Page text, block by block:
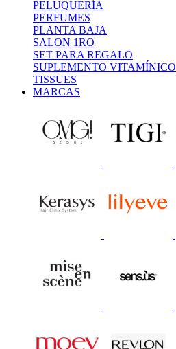
PELUQUERÍA
PERFUMES
PLANTA BAJA
SALON 1RO
SET PARA REGALO
SUPLEMENTO VITAMÍNICO
TISSUES
MARCAS